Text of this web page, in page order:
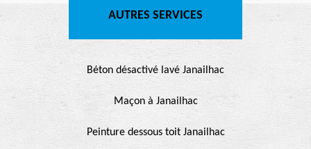
AUTRES SERVICES
Béton désactivé lavé Janailhac
Maçon à Janailhac
Peinture dessous toit Janailhac